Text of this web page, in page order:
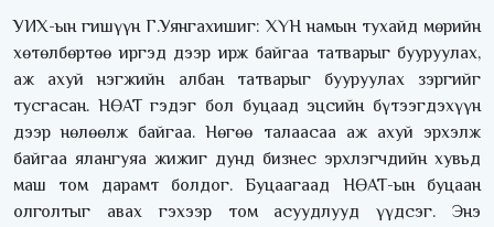
УИХ-ын гишүүн Г.Уянгахишиг: ХҮН намын тухайд мөрийн
хөтөлбөртөө иргэд дээр ирж байгаа татварыг бууруулах,
аж ахуй нэгжийн албан татварыг бууруулах зэргийг
тусгасан. НӨАТ гэдэг бол буцаад эцсийн бүтээгдэхүүн
дээр нөлөөлж байгаа. Нөгөө талаасаа аж ахуй эрхэлж
байгаа ялангуяа жижиг дунд бизнес эрхлэгчдийн хувьд
маш том дарамт болдог. Буцаагаад НӨАТ-ын буцаан
олголтыг авах гэхээр том асуудлууд үүдсэг. Энэ